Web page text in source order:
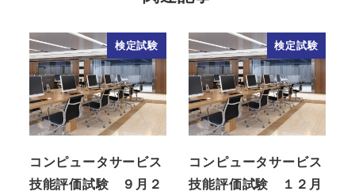
検定試験
コンピュータサービス
技能評価試験 ９月２
検定試験
コンピュータサービス
技能評価試験 １２月